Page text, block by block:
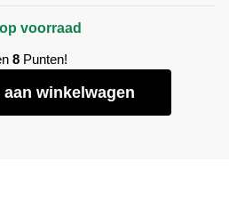
voorraad
8 Punten!
aan winkelwagen